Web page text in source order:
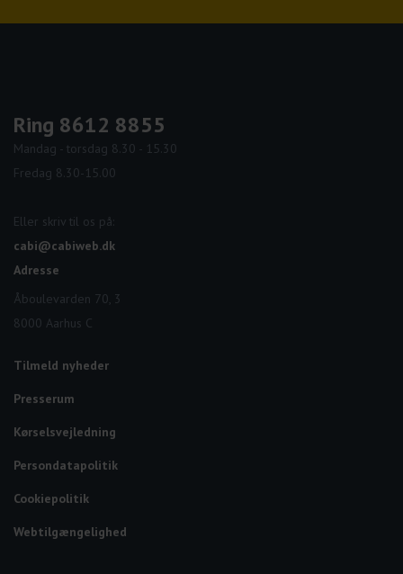
Ring 8612 8855
Mandag - torsdag 8.30 - 15.30
Fredag 8.30-15.00
Eller skriv til os på:
cabi@cabiweb.dk
Adresse
Åboulevarden 70, 3
8000 Aarhus C
Tilmeld nyheder
Presserum
Kørselsvejledning
Persondatapolitik
Cookiepolitik
Webtilgængelighed